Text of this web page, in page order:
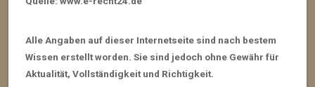
Alle Angaben auf dieser Internetseite sind nach bestem
Wissen erstellt worden. Sie sind jedoch ohne Gewähr für
Aktualität, Vollständigkeit und Richtigkeit.